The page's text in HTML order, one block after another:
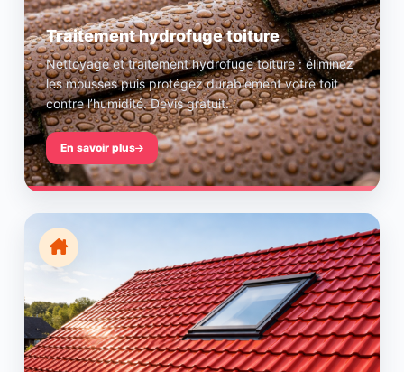
Traitement hydrofuge toiture
Nettoyage et traitement hydrofuge toiture : éliminez
les mousses puis protégez durablement votre toit
contre l’humidité. Devis gratuit.
En savoir plus